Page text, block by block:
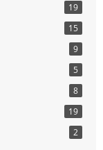
19
15
9
5
8
19
2